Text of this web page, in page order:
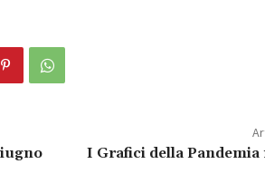
I Grafici della